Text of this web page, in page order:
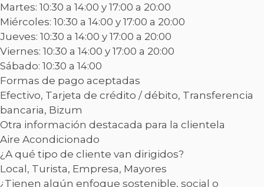
Martes: 10:30 a 14:00 y 17:00 a 20:00
Miércoles: 10:30 a 14:00 y 17:00 a 20:00
Jueves: 10:30 a 14:00 y 17:00 a 20:00
Viernes: 10:30 a 14:00 y 17:00 a 20:00
Sábado: 10:30 a 14:00
Formas de pago aceptadas
Efectivo, Tarjeta de crédito / débito, Transferencia
bancaria, Bizum
Otra información destacada para la clientela
Aire Acondicionado
¿A qué tipo de cliente van dirigidos?
Local, Turista, Empresa, Mayores
¿Tienen algún enfoque sostenible, social o